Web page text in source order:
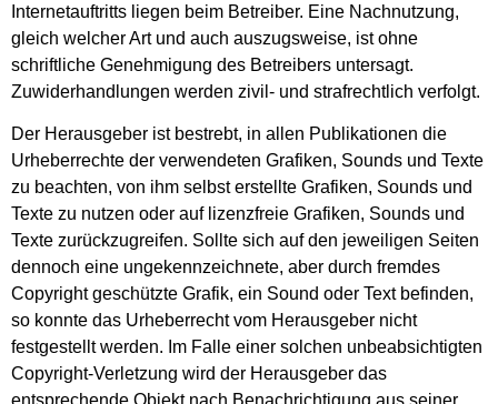
Internetauftritts liegen beim Betreiber. Eine Nachnutzung,
gleich welcher Art und auch auszugsweise, ist ohne
schriftliche Genehmigung des Betreibers untersagt.
Zuwiderhandlungen werden zivil- und strafrechtlich verfolgt.
Der Herausgeber ist bestrebt, in allen Publikationen die
Urheberrechte der verwendeten Grafiken, Sounds und Texte
zu beachten, von ihm selbst erstellte Grafiken, Sounds und
Texte zu nutzen oder auf lizenzfreie Grafiken, Sounds und
Texte zurückzugreifen. Sollte sich auf den jeweiligen Seiten
dennoch eine ungekennzeichnete, aber durch fremdes
Copyright geschützte Grafik, ein Sound oder Text befinden,
so konnte das Urheberrecht vom Herausgeber nicht
festgestellt werden. Im Falle einer solchen unbeabsichtigten
Copyright-Verletzung wird der Herausgeber das
entsprechende Objekt nach Benachrichtigung aus seiner